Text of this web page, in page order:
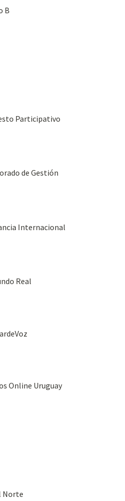
B
Participativo
de Gestión
Internacional
Real
Online Uruguay
Norte